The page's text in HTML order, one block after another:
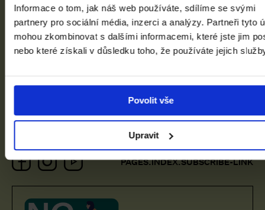
Informace o tom, jak náš web používáte, sdílíme se svými
partnery pro sociální média, inzerci a analýzy. Partneři tyto
mohou zkombinovat s dalšími informacemi, které jste jim
nebo které získali v důsledku toho, že používáte jejich
Povolit vše
Upravit
Umění Asie napříč prostorem a
časem
Salmovský palác
Facebook
Instagram
YouTubePAGES.INDEX.SUBSCRIBE-LINK